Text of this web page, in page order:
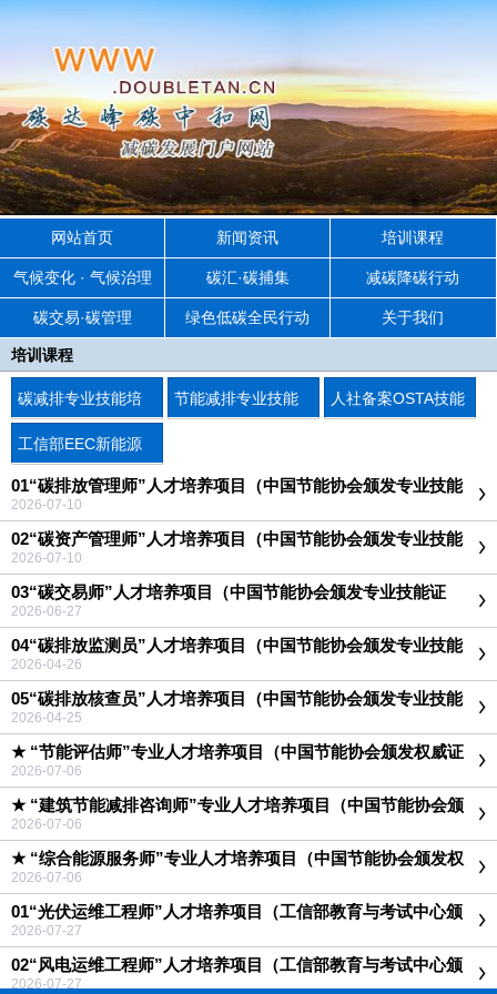
网站首页 新闻资讯 培训课程
气候变化 · 气候治理 碳汇·碳捕集 减碳降碳行动
碳交易·碳管理 绿色低碳全民行动 关于我们
培训课程
碳减排专业技能培
训
节能减排专业技能 人社备案OSTA技能
工信部EEC新能源
职业技术证书
01“碳排放管理师”人才培养项目（中国节能协会颁发专业技能
证书）
2026-07-10
02“碳资产管理师”人才培养项目（中国节能协会颁发专业技能
证书）
2026-07-10
03“碳交易师”人才培养项目（中国节能协会颁发专业技能证
书）
2026-06-27
04“碳排放监测员”人才培养项目（中国节能协会颁发专业技能
证书）
2026-04-26
05“碳排放核查员”人才培养项目（中国节能协会颁发专业技能
证书）
2026-04-25
★ “节能评估师”专业人才培养项目（中国节能协会颁发权威证
书）
2026-07-06
★ “建筑节能减排咨询师”专业人才培养项目（中国节能协会颁
发权威证书）
2026-07-06
★ “综合能源服务师”专业人才培养项目（中国节能协会颁发权
威证书）
2026-07-06
01“光伏运维工程师”人才培养项目（工信部教育与考试中心颁
发权威证书）
2026-07-27
02“风电运维工程师”人才培养项目（工信部教育与考试中心颁
发权威证书）
2026-07-27